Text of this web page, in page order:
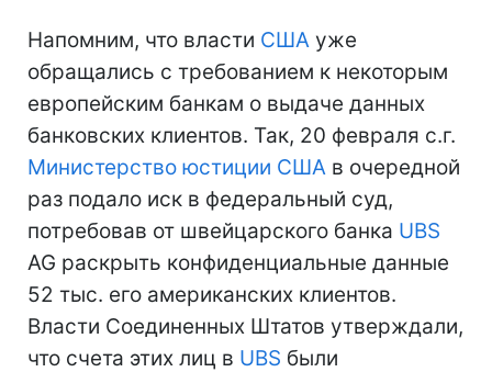
Напомним, что власти США уже
обращались с требованием к некоторым
европейским банкам о выдаче данных
банковских клиентов. Так, 20 февраля с.г.
Министерство юстиции США в очередной
раз подало иск в федеральный суд,
потребовав от швейцарского банка UBS
AG раскрыть конфиденциальные данные
52 тыс. его американских клиентов.
Власти Соединенных Штатов утверждали,
что счета этих лиц в UBS были